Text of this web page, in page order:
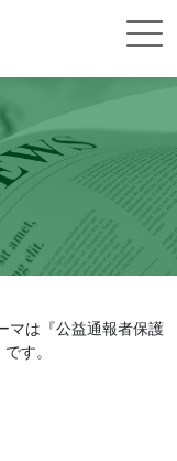
マは『公益通報者保護
す。